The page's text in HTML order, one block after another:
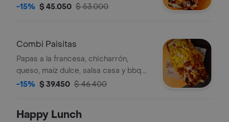
picante, queso cheddar, jalapeño,
-15% $ 45.050 $ 53.000
Combi Paisitas
Papas a la francesa, chicharrón,
queso, maíz dulce, salsa casa y bbq.
(imagen de referencia).
-15% $ 39.450 $ 46.400
Happy Lunch